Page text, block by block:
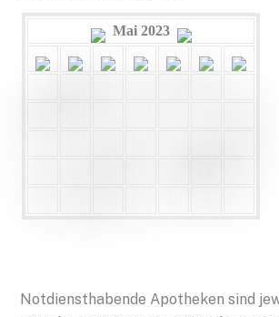
Mai 2023
Notdiensthabende Apotheken sind